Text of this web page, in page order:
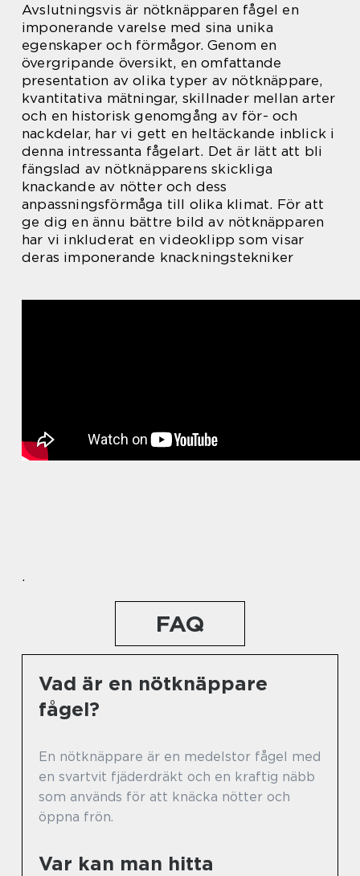
Avslutningsvis är nötknäpparen fågel en
imponerande varelse med sina unika
egenskaper och förmågor. Genom en
övergripande översikt, en omfattande
presentation av olika typer av nötknäppare,
kvantitativa mätningar, skillnader mellan arter
och en historisk genomgång av för- och
nackdelar, har vi gett en heltäckande inblick i
denna intressanta fågelart. Det är lätt att bli
fängslad av nötknäpparens skickliga
knackande av nötter och dess
anpassningsförmåga till olika klimat. För att
ge dig en ännu bättre bild av nötknäpparen
har vi inkluderat en videoklipp som visar
deras imponerande knackningstekniker
.
FAQ
Vad är en nötknäppare
fågel?
En nötknäppare är en medelstor fågel med
en svartvit fjäderdräkt och en kraftig näbb
som används för att knäcka nötter och
öppna frön.
Var kan man hitta